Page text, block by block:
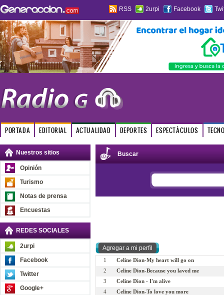
RSS 2urpi Facebook
PORTADA EDITORIAL ACTUALIDAD DEPORTES ESPECTÁCULOS
Nuestros sitios
Opinión
Turismo
Notas de prensa
Encuestas
REDES SOCIALES
2urpi
Facebook
Twitter
Google+
Buscar
1
Celine Dion-My heart will go on
2
Celine Dion-Because you laved me
3
Celine Dion - I'm alive
4
Celine Dion-To love you more